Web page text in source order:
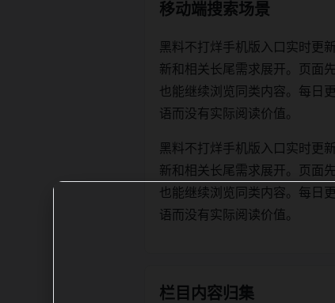
移动端搜索场景
黑料不打烊手机版入口实时更
新和相关长尾需求展开。页面
也能继续浏览同类内容。每日
语而没有实际阅读价值。
黑料不打烊手机版入口实时更
新和相关长尾需求展开。页面
也能继续浏览同类内容。每日
语而没有实际阅读价值。
栏目内容归集